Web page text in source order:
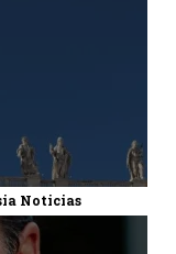
Noticias